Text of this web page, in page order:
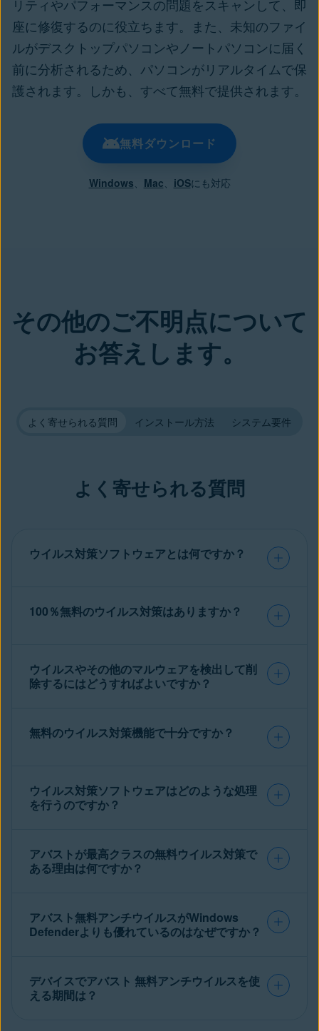
リティやパフォーマンスの問題をスキャンして、即
座に修復するのに役立ちます。また、未知のファイ
ルがデスクトップパソコンやノートパソコンに届く
前に分析されるため、パソコンがリアルタイムで保
護されます。しかも、すべて無料で提供されます。
無料ダウンロード
Windows、 Mac、 iOSにも対応
その他のご不明点について
お答えします。
よく寄せられる質問 インストール方法 システム要件
よく寄せられる質問
ウイルス対策ソフトウェアとは何ですか？
100％無料のウイルス対策はありますか？
ウイルスやその他のマルウェアを検出して削
除するにはどうすればよいですか？
無料のウイルス対策機能で十分ですか？
ウイルス対策ソフトウェアはどのような処理
を行うのですか？
アバストが最高クラスの無料ウイルス対策で
ある理由は何ですか？
アバスト無料アンチウイルスがWindows
Defenderよりも優れているのはなぜですか？
デバイスでアバスト 無料アンチウイルスを使
える期間は？